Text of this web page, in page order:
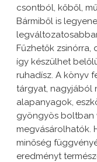
csontból, kőből,
Bármiből is
Fűzhetők zsinórra,
így készülhet
ruhadísz. A könyv
tárgyat, nagyjából
alapanyagok,
gyöngyös boltban
megvásárolhatók.
minőség
eredményt